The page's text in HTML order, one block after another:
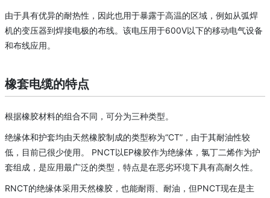
由于具有优异的耐热性，因此也用于暴露于高温的区域，例如从弧焊
机的变压器到焊接电极的布线。 该电压用于600V以下的移动电气设备
和布线应用。
橡套电缆的特点
根据橡胶材料的组合不同，可分为三种类型。
绝缘体和护套均由天然橡胶制成的类型称为“CT”，由于其耐油性较
低，目前已很少使用。 PNCT以EP橡胶作为绝缘体，氯丁二烯作为护
套组成，是应用最广泛的类型，特点是在恶劣环境下具有高耐久性。
RNCT的绝缘体采用天然橡胶，也能耐雨、耐油，但PNCT现在是主